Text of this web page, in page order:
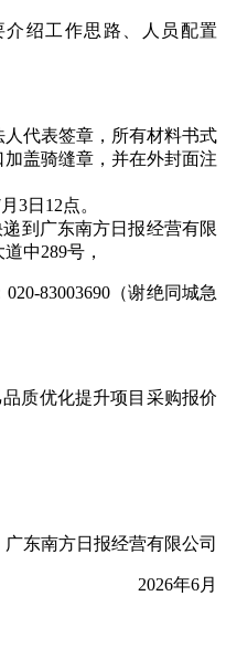
绍工作思路、人员配置
代表签章，所有材料书式
盖骑缝章，并在外封面注
3日12点。
到广东南方日报经营有限
中289号，
83003690（谢绝同城急
质优化提升项目采购报价
南方日报经营有限公司
2026年6月